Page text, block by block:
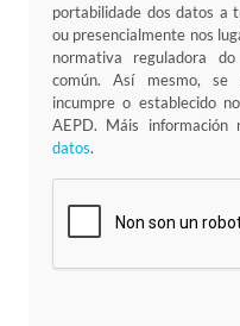
portabilidade dos datos a
ou presencialmente nos
normativa reguladora
común. Así mesmo, se
incumpre o establecido
AEPD. Máis información
datos.